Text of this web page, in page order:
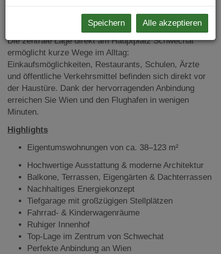
Die zentrale Lage direkt am Hauptplatz Schwechat
ermöglicht kurze Wege im Alltag:
Einkaufsmöglichkeiten, Restaurants, Schulen, Ärzte
und öffentliche Verkehrsmittel befinden sich direkt vor
der Haustüre. Dank der hervorragenden Anbindung
erreichen Sie Wien und den Flughafen in wenigen
Minuten.
Highlights
Eigentumswohnungen von ca. 38–123 m²
Hochwertige Ausstattung & moderne Architektur
Balkone, Terrassen, Eigengärten & Dachterrassen
Nachhaltiges Energiekonzept
Tiefgarage mit großzügigen Stellplätzen
Fahrrad- & Kinderwagenräume
Ruhiger Innenhof
Top-Lage im Zentrum von Schwechat
Perfekte Anbindung an Wien
Speichern Alle akzeptieren